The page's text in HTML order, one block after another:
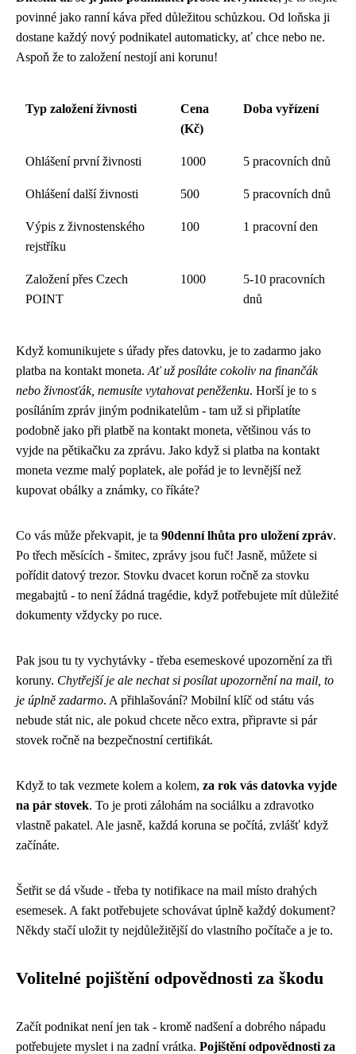
povinné jako ranní káva před důležitou schůzkou. Od loňska ji
dostane každý nový podnikatel automaticky, ať chce nebo ne.
Aspoň že to založení nestojí ani korunu!
Typ založení živnosti
Cena
(Kč)
Doba vyřízení
Ohlášení první živnosti 1000 5 pracovních dnů
Ohlášení další živnosti 500 5 pracovních dnů
Výpis z živnostenského
rejstříku
100 1 pracovní den
Založení přes Czech
POINT
1000
5-10 pracovních
dnů
Když komunikujete s úřady přes datovku, je to zadarmo jako
platba na kontakt moneta. Ať už posíláte cokoliv na finančák
nebo živnosťák, nemusíte vytahovat peněženku. Horší je to s
posíláním zpráv jiným podnikatelům - tam už si připlatíte
podobně jako při platbě na kontakt moneta, většinou vás to
vyjde na pětikačku za zprávu. Jako když si platba na kontakt
moneta vezme malý poplatek, ale pořád je to levnější než
kupovat obálky a známky, co říkáte?
Co vás může překvapit, je ta 90denní lhůta pro uložení zpráv.
Po třech měsících - šmitec, zprávy jsou fuč! Jasně, můžete si
pořídit datový trezor. Stovku dvacet korun ročně za stovku
megabajtů - to není žádná tragédie, když potřebujete mít důležité
dokumenty vždycky po ruce.
Pak jsou tu ty vychytávky - třeba esemeskové upozornění za tři
koruny. Chytřejší je ale nechat si posílat upozornění na mail, to
je úplně zadarmo. A přihlašování? Mobilní klíč od státu vás
nebude stát nic, ale pokud chcete něco extra, připravte si pár
stovek ročně na bezpečnostní certifikát.
Když to tak vezmete kolem a kolem, za rok vás datovka vyjde
na pár stovek. To je proti zálohám na sociálku a zdravotko
vlastně pakatel. Ale jasně, každá koruna se počítá, zvlášť když
začínáte.
Šetřit se dá všude - třeba ty notifikace na mail místo drahých
esemesek. A fakt potřebujete schovávat úplně každý dokument?
Někdy stačí uložit ty nejdůležitější do vlastního počítače a je to.
Volitelné pojištění odpovědnosti za škodu
Začít podnikat není jen tak - kromě nadšení a dobrého nápadu
potřebujete myslet i na zadní vrátka. Pojištění odpovědnosti za